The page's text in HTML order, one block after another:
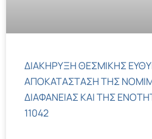
ΔΙΑΚΗΡΥΞΗ ΘΕΣΜΙΚΗΣ
ΑΠΟΚΑΤΑΣΤΑΣΗ ΤΗΣ
ΔΙΑΦΑΝΕΙΑΣ ΚΑΙ ΤΗΣ
11042